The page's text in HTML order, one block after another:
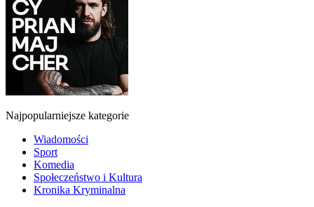
Najpopularniejsze kategorie
Wiadomości
Sport
Komedia
Społeczeństwo i Kultura
Kronika Kryminalna